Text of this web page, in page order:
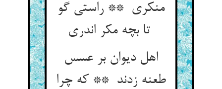
منکری ** راستی گو
اهل دیوان بر عسس
طعنه زدند ** که چرا